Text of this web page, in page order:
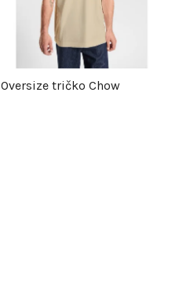
Oversize tričko Chow